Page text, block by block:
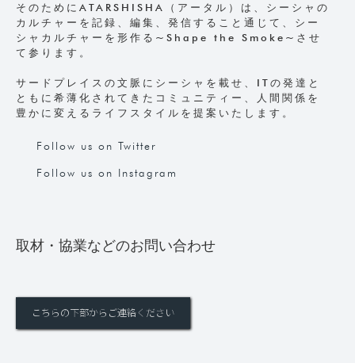
そのためにATARSHISHA（アータル）は、シーシャの
カルチャーを記録、編集、発信すること通じて、シー
シャカルチャーを形作る~Shape the Smoke~させ
て参ります。
サードプレイスの文脈にシーシャを載せ、ITの発達と
ともに希薄化されてきたコミュニティー、人間関係を
豊かに変えるライフスタイルを提案いたします。
Follow us on Twitter
Follow us on Instagram
取材・協業などのお問い合わせ
こちらの下部からご連絡ください